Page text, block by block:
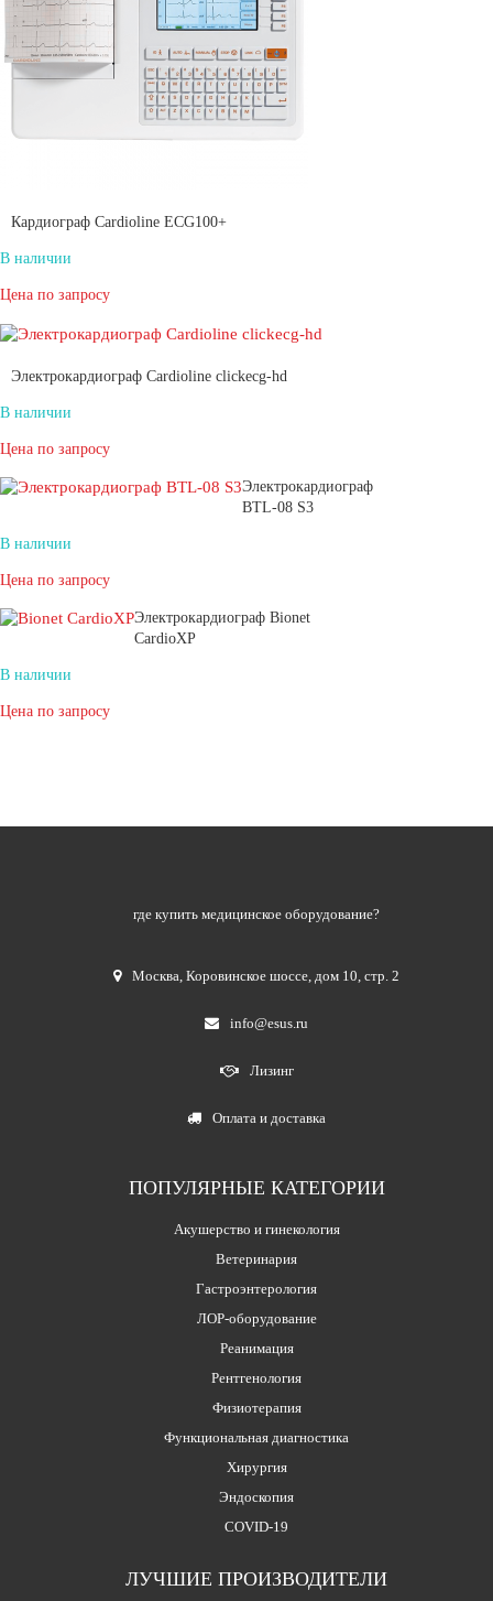
Кардиограф Cardioline ECG100+
В наличии
Цена по запросу
Электрокардиограф Cardioline clickecg-hd
В наличии
Цена по запросу
Электрокардиограф
BTL-08 S3
В наличии
Цена по запросу
Электрокардиограф Bionet
CardioXP
В наличии
Цена по запросу
где купить медицинское оборудование?
Москва ,Коровинское шоссе, дом 10, стр. 2
info@esus.ru
Лизинг
Оплата и доставка
ПОПУЛЯРНЫЕ КАТЕГОРИИ
Акушерство и гинекология
Ветеринария
Гастроэнтерология
ЛОР-оборудование
Реанимация
Рентгенология
Физиотерапия
Функциональная диагностика
Хирургия
Эндоскопия
COVID-19
ЛУЧШИЕ ПРОИЗВОДИТЕЛИ